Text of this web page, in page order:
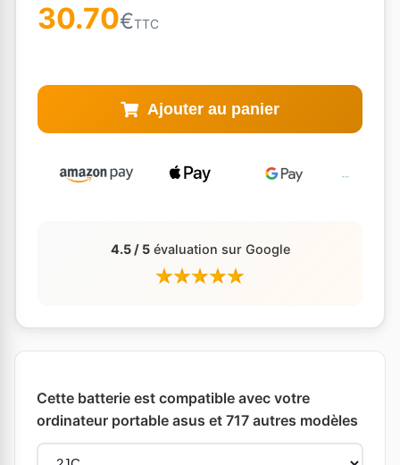
30.70€TTC
Ajouter au panier
4.5 / 5évaluation sur Google
Cette batterie est compatible avec votre
ordinateur portable asus et 717 autres modèles